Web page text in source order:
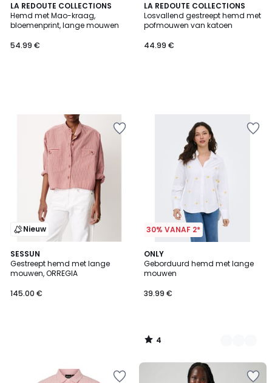
LA REDOUTE COLLECTIONS
Hemd met Mao-kraag,
bloemenprint, lange mouwen
54.99 €
LA REDOUTE COLLECTIONS
Losvallend gestreept hemd met
pofmouwen van katoen
44.99 €
Nieuw
SESSUN
Gestreept hemd met lange
mouwen, ORREGIA
145.00 €
30% VANAF 2*
ONLY
Geborduurd hemd met lange
mouwen
39.99 €
4
/
5
2
Kleuren
4
/